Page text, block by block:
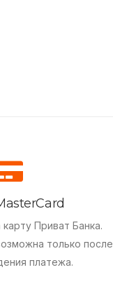
Приват Банка.
только после
платежа.